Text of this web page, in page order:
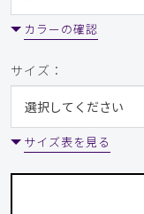
厚さ
とても薄い
が良いです。
商品：
A53メンズ
ドー/M
カラーの確認
サイズ：
サイズ表を見る